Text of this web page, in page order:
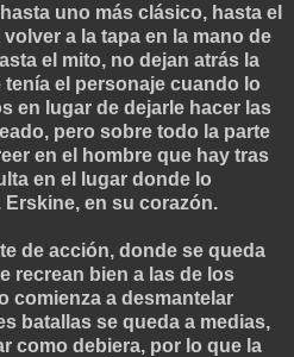
uno más clásico, hasta el
a la tapa en la mano de
el mito, no dejan atrás la
el personaje cuando lo
en lugar de dejarle hacer las
pero sobre todo la parte
en el hombre que hay tras
en el lugar donde lo
en su corazón.
de acción, donde se queda
recrean bien a las de los
comienza a desmantelar
batallas se queda a medias,
como debiera, por lo que la